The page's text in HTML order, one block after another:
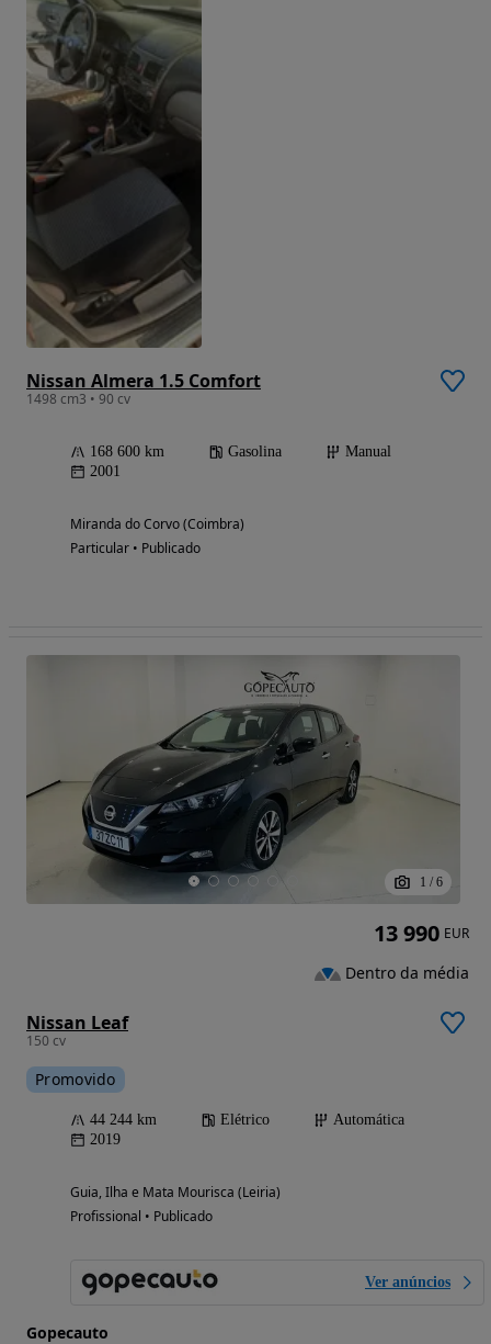
Nissan Almera 1.5 Comfort
1498 cm3 • 90 cv
168 600 km Gasolina
Manual
2001
Miranda do Corvo (Coimbra)
Particular • Publicado
1 / 6
Nissan Leaf
150 cv
Promovido
44 244 km Elétrico
Automática
2019
Guia, Ilha e Mata Mourisca (Leiria)
Profissional • Publicado
Ver anúncios
Gopecauto
13 990 EUR
Dentro da média